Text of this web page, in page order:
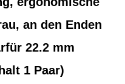
an den Enden
22.2 mm
1 Paar)